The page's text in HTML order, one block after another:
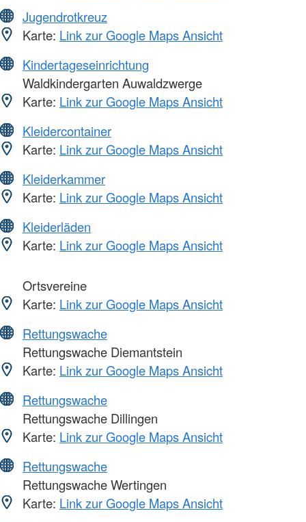
Jugendrotkreuz
Karte: Link zur Google Maps Ansicht
Kindertageseinrichtung
Waldkindergarten Auwaldzwerge
Karte: Link zur Google Maps Ansicht
Kleidercontainer
Karte: Link zur Google Maps Ansicht
Kleiderkammer
Karte: Link zur Google Maps Ansicht
Kleiderläden
Karte: Link zur Google Maps Ansicht
Ortsvereine
Karte: Link zur Google Maps Ansicht
Rettungswache
Rettungswache Diemantstein
Karte: Link zur Google Maps Ansicht
Rettungswache
Rettungswache Dillingen
Karte: Link zur Google Maps Ansicht
Rettungswache
Rettungswache Wertingen
Karte: Link zur Google Maps Ansicht